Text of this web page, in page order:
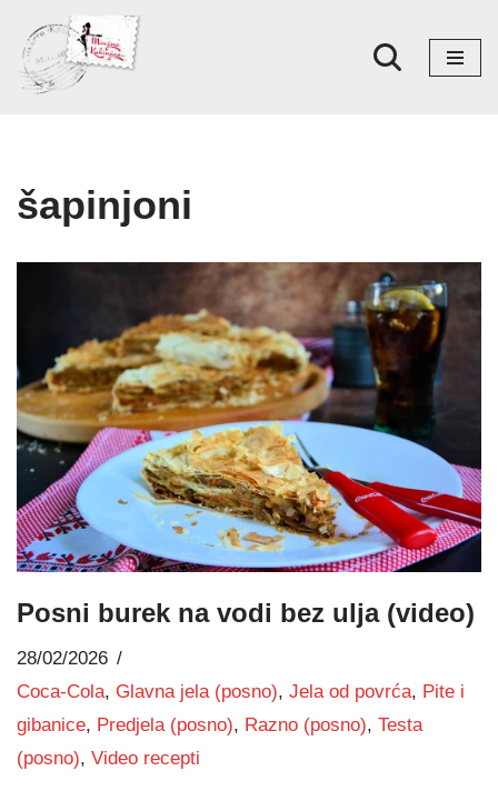
Skoči
na
šapinjoni
Posni burek na vodi bez ulja (video)
28/02/2026
Coca-Cola, Glavna jela (posno), Jela od povrća, Pite i
gibanice, Predjela (posno), Razno (posno), Testa
(posno), Video recepti